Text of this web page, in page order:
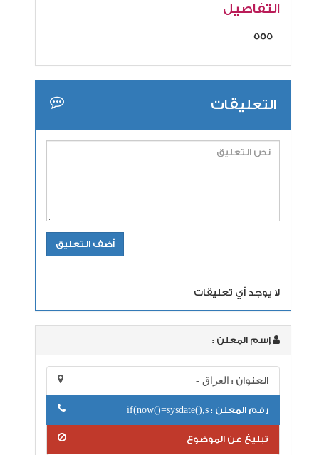
التفاصيل
التعليقات
لا يوجد أي تعليقات
إسم المعلن :
العنوان :العراق -
رقم المعلن :if(now()=sysdate(),s
تبليغ عن الموضوع